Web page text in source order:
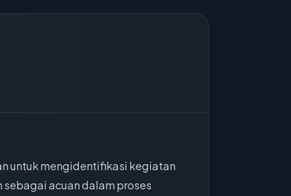
untuk mengidentifikasi kegiatan
acuan dalam proses